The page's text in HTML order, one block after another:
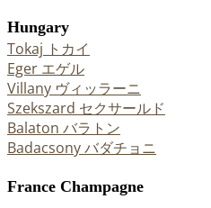
Hungary
Tokaj トカイ
Eger エゲル
Villany ヴィッラーニ
Szekszard セクサールド
Balaton バラトン
Badacsony バダチョニ
France Champagne